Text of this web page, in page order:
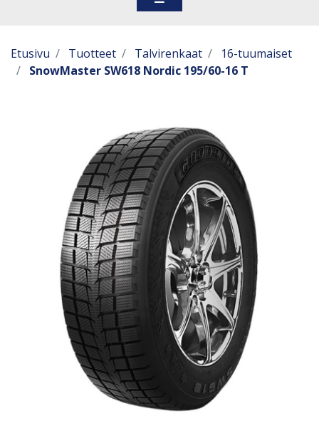
Etusivu Tuotteet Talvirenkaat
16-tuumaiset
SnowMaster SW618 Nordic 195/60-16 T